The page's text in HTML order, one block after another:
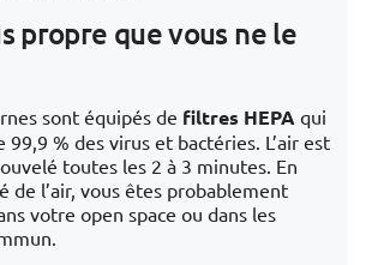
propre que vous ne le
sont équipés de filtres HEPA qui
% des virus et bactéries. L’air est
toutes les 2 à 3 minutes. En
de l’air, vous êtes probablement
votre open space ou dans les